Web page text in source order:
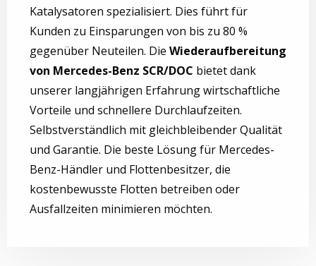
Katalysatoren spezialisiert. Dies führt für
Kunden zu Einsparungen von bis zu 80 %
gegenüber Neuteilen. Die Wiederaufbereitung
von Mercedes-Benz SCR/DOC bietet dank
unserer langjährigen Erfahrung wirtschaftliche
Vorteile und schnellere Durchlaufzeiten.
Selbstverständlich mit gleichbleibender Qualität
und Garantie. Die beste Lösung für Mercedes-
Benz-Händler und Flottenbesitzer, die
kostenbewusste Flotten betreiben oder
Ausfallzeiten minimieren möchten.